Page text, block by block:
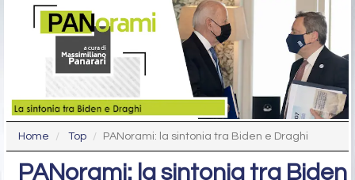
Home Top PANorami: la sintonia tra Biden e Draghi
PANorami: la sintonia tra Biden